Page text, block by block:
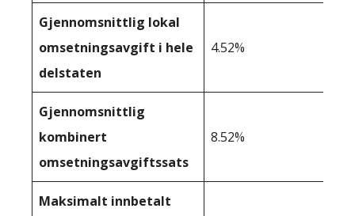
Gjennomsnittlig lokal
omsetningsavgift i hele
delstaten
4.52%
Gjennomsnittlig
kombinert
omsetningsavgiftssats
8.52%
Maksimalt innbetalt